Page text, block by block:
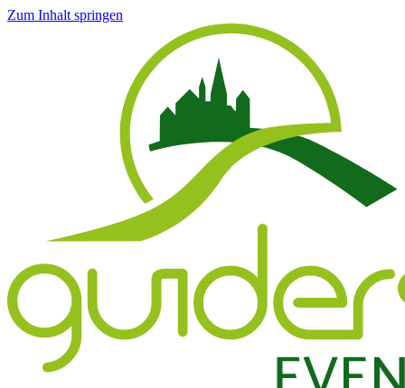
Zum Inhalt springen